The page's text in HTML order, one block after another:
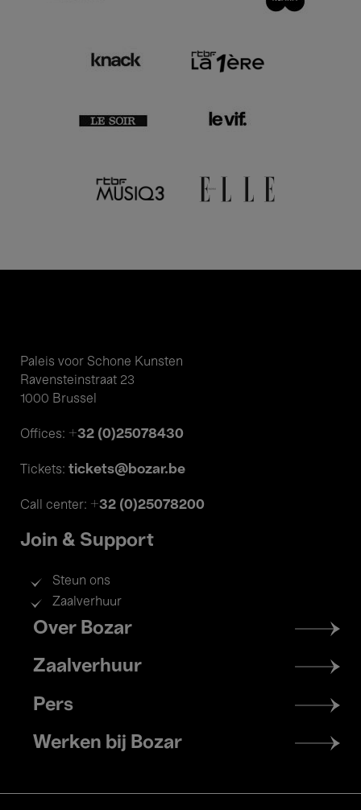
Paleis voor Schone Kunsten
Ravensteinstraat 23
1000 Brussel
Offices: +32 (0)25078430
Tickets: tickets@bozar.be
Call center: +32 (0)25078200
Join & Support
Steun ons
Zaalverhuur
Footer
menu
Over Bozar
Zaalverhuur
Pers
Werken bij Bozar